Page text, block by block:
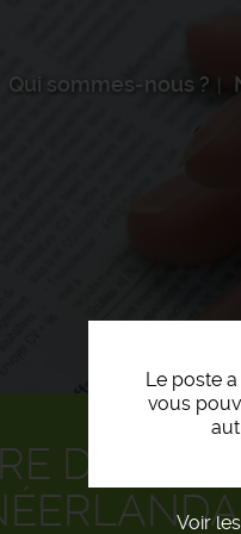
Qui sommes-nous ?
Le poste
vous
Voir
D'APPEL